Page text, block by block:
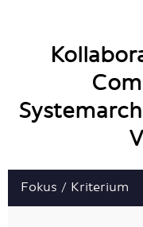
Fokus / Kriterium